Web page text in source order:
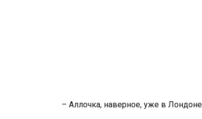
– Аллочка, наверное, уже в